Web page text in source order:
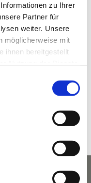
zu Ihrer
Partner für
weiter. Unsere
möglicherweise mit
ihnen bereitgestellt
Deutschland